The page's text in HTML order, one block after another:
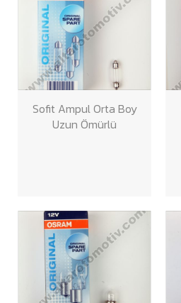
Sofit Ampul Orta Boy
Uzun Ömürlü